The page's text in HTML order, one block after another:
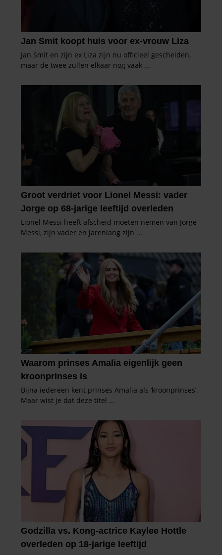
informatie die u aan ze heeft verstrekt of die ze hebben
verzameld op basis van uw gebruik van hun services. U
gaat akkoord met onze cookies als u onze website blijft
gebruiken.